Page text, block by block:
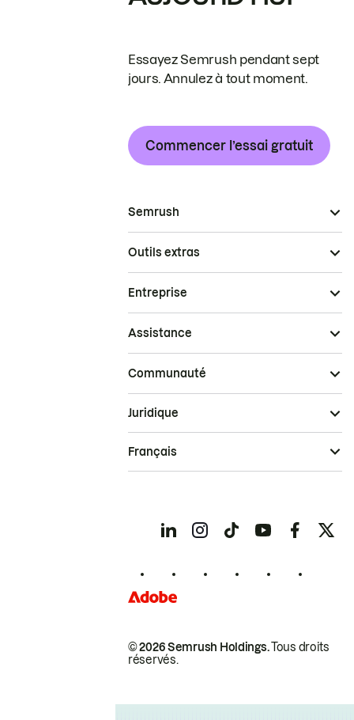
Essayez Semrush pendant sept
jours. Annulez à tout moment.
Commencer l’essai gratuit
Semrush
Outils extras
Entreprise
Assistance
Communauté
© 2026 Semrush Holdings.Tous droits
réservés.
Juridique
Français